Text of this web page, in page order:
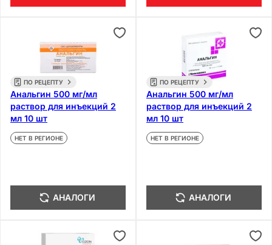
ПО РЕЦЕПТУ
Анальгин 500 мг/мл
раствор для инъекций 2
мл 10 шт
НЕТ В РЕГИОНЕ
АНАЛОГИ
ПО РЕЦЕПТУ
Анальгин 500 мг/мл
раствор для инъекций 2
мл 10 шт
НЕТ В РЕГИОНЕ
АНАЛОГИ